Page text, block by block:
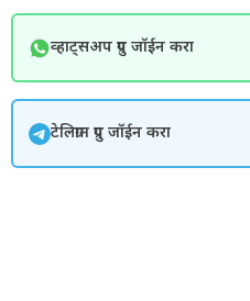
व्हाट्सअप ग्रुप जॉईन करा
टेलिग्राम ग्रुप जॉईन करा